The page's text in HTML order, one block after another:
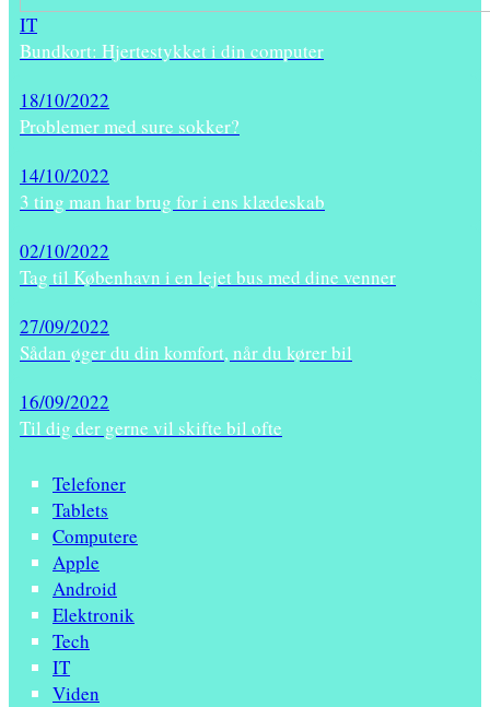
IT
Bundkort: Hjertestykket i din computer
18/10/2022
Problemer med sure sokker?
14/10/2022
3 ting man har brug for i ens klædeskab
02/10/2022
Tag til København i en lejet bus med dine venner
27/09/2022
Sådan øger du din komfort, når du kører bil
16/09/2022
Til dig der gerne vil skifte bil ofte
Telefoner
Tablets
Computere
Apple
Android
Elektronik
Tech
IT
Viden